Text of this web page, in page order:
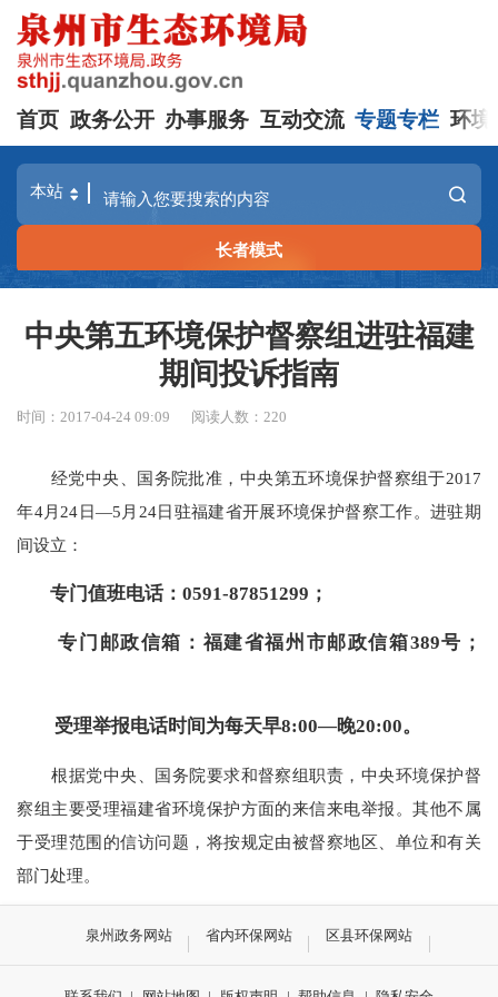
首页 政务公开 办事服务 互动交流 专题专栏 环境
长者模式
中央第五环境保护督察组进驻福建
期间投诉指南
时间：2017-04-24 09:09 阅读人数：220
经党中央、国务院批准，中央第五环境保护督察组于2017
年4月24日—5月24日驻福建省开展环境保护督察工作。进驻期
间设立：
专门值班电话：0591-87851299；
专门邮政信箱：福建省福州市邮政信箱389号；
受理举报电话时间为每天早8:00—晚20:00。
根据党中央、国务院要求和督察组职责，中央环境保护督
察组主要受理福建省环境保护方面的来信来电举报。其他不属
于受理范围的信访问题，将按规定由被督察地区、单位和有关
部门处理。
泉州政务网站 省内环保网站 区县环保网站